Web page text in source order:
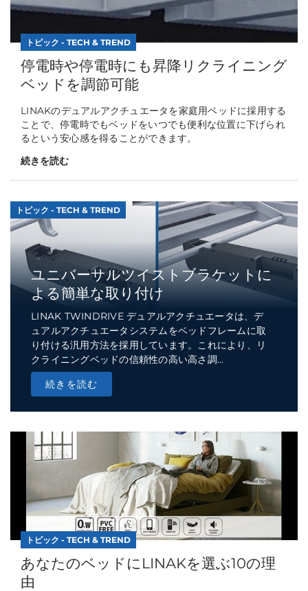
トピック - TECH & TREND
停電時や停電時にも昇降リクライニング
ベッドを調節可能
LINAKのデュアルアクチュエータを家庭用ベッドに採用する
ことで、停電時でもベッドをいつでも便利な位置に下げられ
るという安心感を得ることができます。
続きを読む
トピック - TECH & TREND
ユニバーサルツイストブラケットに
よる簡単な取り付け
LINAK TWINDRIVE デュアルアクチュエータは、デ
ュアルアクチュエータシステムをベッドフレームに取
り付ける汎用方法を採用しています。これにより、リ
クライニングベッドの信頼性の高い高さ調...
続きを読む
トピック - TECH & TREND
あなたのベッドにLINAKを選ぶ10の理
由